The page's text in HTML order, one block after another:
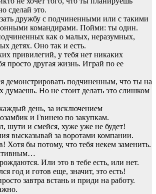
сделай это.
дружбу с подчиненными или с такими
командирами. Пойми: ты один.
как о малых, неразумных,
детях. Оно так и есть.
привилегий, у тебя нет никаких
просто другая жизнь. Играй по ее
демонстрировать подчиненным, что ты на
думаешь. Но не стоит делать это слишком
день, за исключением
и Гвинею по закупкам.
шути и смейся, хуже уже не будет!
высказывай за воротами компании.
Хотя бы потому, что тебя некем заменить.
Или это в тебе есть, или нет.
год и готов еще, значит, это есть!
завтра встань и приди на работу.